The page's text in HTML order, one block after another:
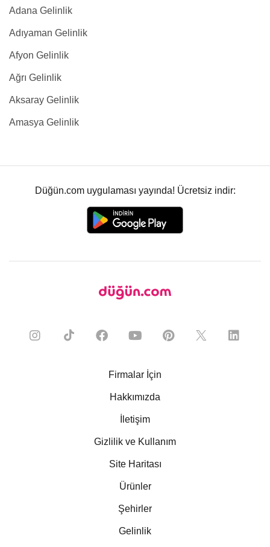
Adana Gelinlik
Adıyaman Gelinlik
Afyon Gelinlik
Ağrı Gelinlik
Aksaray Gelinlik
Amasya Gelinlik
Düğün.com uygulaması yayında! Ücretsiz indir:
Firmalar İçin
Hakkımızda
İletişim
Gizlilik ve Kullanım
Site Haritası
Ürünler
Şehirler
Gelinlik